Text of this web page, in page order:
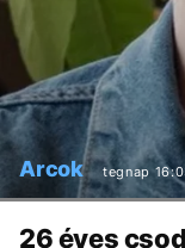
Arcok tegnap
26 éves